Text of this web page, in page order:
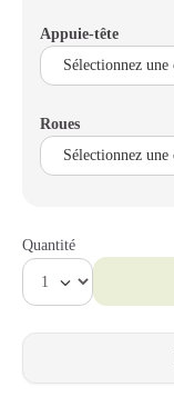
Appuie-tête
Roues
Quantité